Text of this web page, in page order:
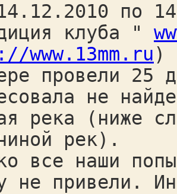
по
клуба "
www.13mm.ru)
провели 25
не
река (ниже
рек).
все наши
не привели.